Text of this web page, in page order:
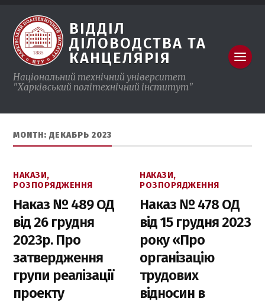
ВІДДІЛ
ДІЛОВОДСТВА ТА
КАНЦЕЛЯРІЯ
Національний технічний університет
"Харківський полiтехнiчний інститут"
MONTH: ДЕКАБРЬ 2023
НАКАЗИ,
РОЗПОРЯДЖЕННЯ
Наказ № 489 ОД
від 26 грудня
2023р. Про
затвердження
групи реалізації
проекту
НАКАЗИ,
РОЗПОРЯДЖЕННЯ
Наказ № 478 ОД
від 15 грудня 2023
року «Про
організацію
трудових
відносин в